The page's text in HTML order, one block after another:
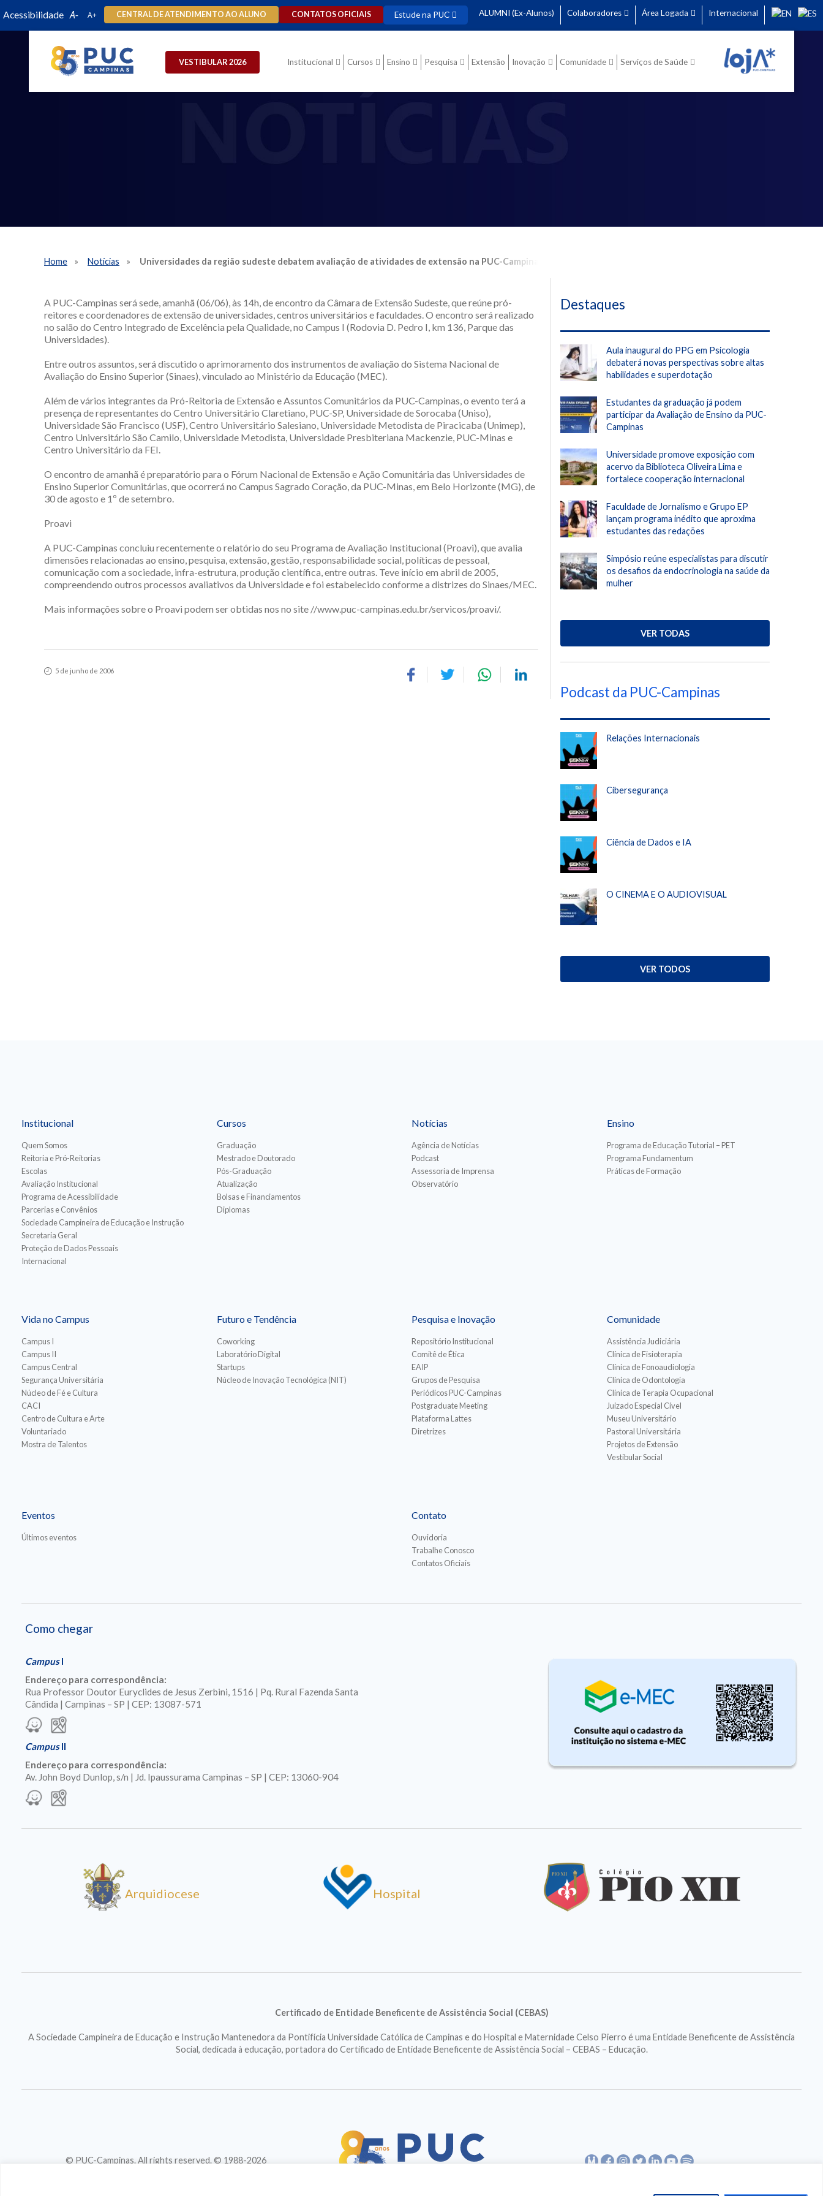
Acessibilidade CENTRAL DE ATENDIMENTO AO ALUNO CONTATOS OFICIAIS Estude na PUC ALUMNI (Ex-Alunos) Colaboradores Área Logada Internacional
VESTIBULAR 2026 Institucional Cursos Ensino Pesquisa Extensão Inovação Comunidade Serviços de Saúde
Home Notícias Universidades da região sudeste debatem avaliação de atividades de extensão na PUC-Campinas
A PUC-Campinas será sede, amanhã (06/06), às 14h, de encontro da Câmara de Extensão Sudeste, que reúne pró-
reitores e coordenadores de extensão de universidades, centros universitários e faculdades. O encontro será realizado
no salão do Centro Integrado de Excelência pela Qualidade, no Campus I (Rodovia D. Pedro I, km 136, Parque das
Universidades).
Entre outros assuntos, será discutido o aprimoramento dos instrumentos de avaliação do Sistema Nacional de
Avaliação do Ensino Superior (Sinaes), vinculado ao Ministério da Educação (MEC).
Além de vários integrantes da Pró-Reitoria de Extensão e Assuntos Comunitários da PUC-Campinas, o evento terá a
presença de representantes do Centro Universitário Claretiano, PUC-SP, Universidade de Sorocaba (Uniso),
Universidade São Francisco (USF), Centro Universitário Salesiano, Universidade Metodista de Piracicaba (Unimep),
Centro Universitário São Camilo, Universidade Metodista, Universidade Presbiteriana Mackenzie, PUC-Minas e
Centro Universitário da FEI.
O encontro de amanhã é preparatório para o Fórum Nacional de Extensão e Ação Comunitária das Universidades de
Ensino Superior Comunitárias, que ocorrerá no Campus Sagrado Coração, da PUC-Minas, em Belo Horizonte (MG), de
30 de agosto e 1º de setembro.
Proavi
A PUC-Campinas concluiu recentemente o relatório do seu Programa de Avaliação Institucional (Proavi), que avalia
dimensões relacionadas ao ensino, pesquisa, extensão, gestão, responsabilidade social, políticas de pessoal,
comunicação com a sociedade, infra-estrutura, produção científica, entre outras. Teve início em abril de 2005,
compreendendo outros processos avaliativos da Universidade e foi estabelecido conforme a distrizes do Sinaes/MEC.
Mais informações sobre o Proavi podem ser obtidas nos no site //www.puc-campinas.edu.br/servicos/proavi/.
5 de junho de 2006
Destaques
Aula inaugural do PPG em Psicologia
debaterá novas perspectivas sobre altas
habilidades e superdotação
Estudantes da graduação já podem
participar da Avaliação de Ensino da PUC-
Campinas
Universidade promove exposição com
acervo da Biblioteca Oliveira Lima e
fortalece cooperação internacional
Faculdade de Jornalismo e Grupo EP
lançam programa inédito que aproxima
estudantes das redações
Simpósio reúne especialistas para discutir
os desafios da endocrinologia na saúde da
mulher
VER TODAS
Podcast da PUC-Campinas
Relações Internacionais
Cibersegurança
Ciência de Dados e IA
O CINEMA E O AUDIOVISUAL
VER TODOS
Institucional
Quem Somos
Reitoria e Pró-Reitorias
Escolas
Avaliação Institucional
Programa de Acessibilidade
Parcerias e Convênios
Sociedade Campineira de Educação e Instrução
Secretaria Geral
Proteção de Dados Pessoais
Internacional
Cursos
Graduação
Mestrado e Doutorado
Pós-Graduação
Atualização
Bolsas e Financiamentos
Diplomas
Notícias
Agência de Notícias
Podcast
Assessoria de Imprensa
Observatório
Ensino
Programa de Educação Tutorial – PET
Programa Fundamentum
Práticas de Formação
Vida no Campus
Campus I
Campus II
Campus Central
Segurança Universitária
Núcleo de Fé e Cultura
CACI
Centro de Cultura e Arte
Voluntariado
Mostra de Talentos
Futuro e Tendência
Coworking
Laboratório Digital
Startups
Núcleo de Inovação Tecnológica (NIT)
Pesquisa e Inovação
Repositório Institucional
Comitê de Ética
EAIP
Grupos de Pesquisa
Periódicos PUC-Campinas
Postgraduate Meeting
Plataforma Lattes
Diretrizes
Comunidade
Assistência Judiciária
Clínica de Fisioterapia
Clínica de Fonoaudiologia
Clínica de Odontologia
Clínica de Terapia Ocupacional
Juizado Especial Cível
Museu Universitário
Pastoral Universitária
Projetos de Extensão
Vestibular Social
Eventos
Últimos eventos
Contato
Ouvidoria
Trabalhe Conosco
Contatos Oficiais
Como chegar
CampusI
Endereço para correspondência:
Rua Professor Doutor Euryclides de Jesus Zerbini, 1516 | Pq. Rural Fazenda Santa
Cândida | Campinas – SP | CEP: 13087-571
CampusII
Endereço para correspondência:
Av. John Boyd Dunlop, s/n | Jd. Ipaussurama Campinas – SP | CEP: 13060-904
Arquidiocese Hospital
Certificado de Entidade Beneficente de Assistência Social (CEBAS)
A Sociedade Campineira de Educação e Instrução Mantenedora da Pontifícia Universidade Católica de Campinas e do Hospital e Maternidade Celso Pierro é uma Entidade Beneficente de Assistência
Social, dedicada à educação, portadora do Certificado de Entidade Beneficente de Assistência Social – CEBAS – Educação.
© PUC-Campinas. All rights reserved. © 1988-2026